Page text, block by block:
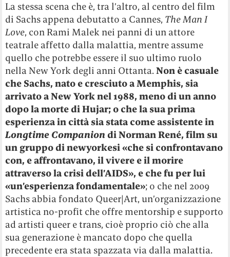
La stessa scena che è, tra l’altro, al centro del film
di Sachs appena debutatto a Cannes, The Man I
Love, con Rami Malek nei panni di un attore
teatrale affetto dalla malattia, mentre assume
quello che potrebbe essere il suo ultimo ruolo
nella New York degli anni Ottanta.Non è casuale
che Sachs, nato e cresciuto a Memphis, sia
arrivato a New York nel 1988, meno di un anno
dopo la morte di Hujar; o che la sua prima
esperienza in città sia stata come assistente in
Longtime Companion di Norman René, film su
un gruppo di newyorkesi «che si confrontavano
con, e affrontavano, il vivere e il morire
attraverso la crisi dell’AIDS», e che fu per lui
«un’esperienza fondamentale»; o che nel 2009
Sachs abbia fondato Queer|Art, un’organizzazione
artistica no-profit che offre mentorship e supporto
ad artisti queer e trans, cioè proprio ciò che alla
sua generazione è mancato dopo che quella
precedente era stata spazzata via dalla malattia.